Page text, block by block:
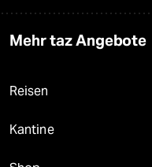
Mehr taz Angebote
Reisen
Kantine